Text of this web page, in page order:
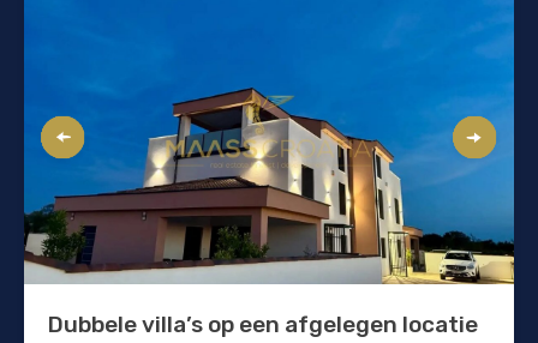
Dubbele villa’s op een afgelegen locatie